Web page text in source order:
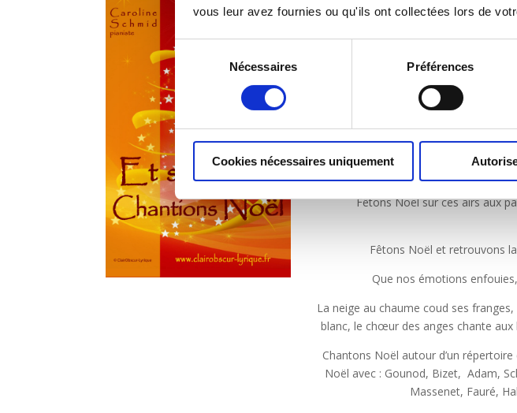
vous leur avez fournies ou qu'ils ont collectées lors de
Sélection
du
consentement
Nécessaires Préférences
Cookies nécessaires uniquement
Réservation 03
« C’est Noël…Il est grand temps de
Fêtons Noël aux couleurs
Fêtons Noël sur ces airs aux
Fêtons Noël et retrouvons
Que nos émotions
La neige au chaume coud ses
blanc, le chœur des anges chante aux
Chantons Noël autour d’un
Noël avec : Gounod, Bizet, Adam,
Massenet, Fauré,